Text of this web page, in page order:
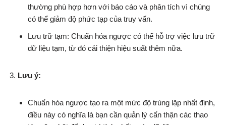
thường phù hợp hơn với báo cáo và phân tích vì chúng
có thể giảm độ phức tạp của truy vấn.
Lưu trữ tạm: Chuẩn hóa ngược có thể hỗ trợ việc lưu trữ
dữ liệu tạm, từ đó cải thiện hiệu suất thêm nữa.
Lưu ý:
Chuẩn hóa ngược tạo ra một mức độ trùng lặp nhất định,
điều này có nghĩa là bạn cần quản lý cẩn thận các thao